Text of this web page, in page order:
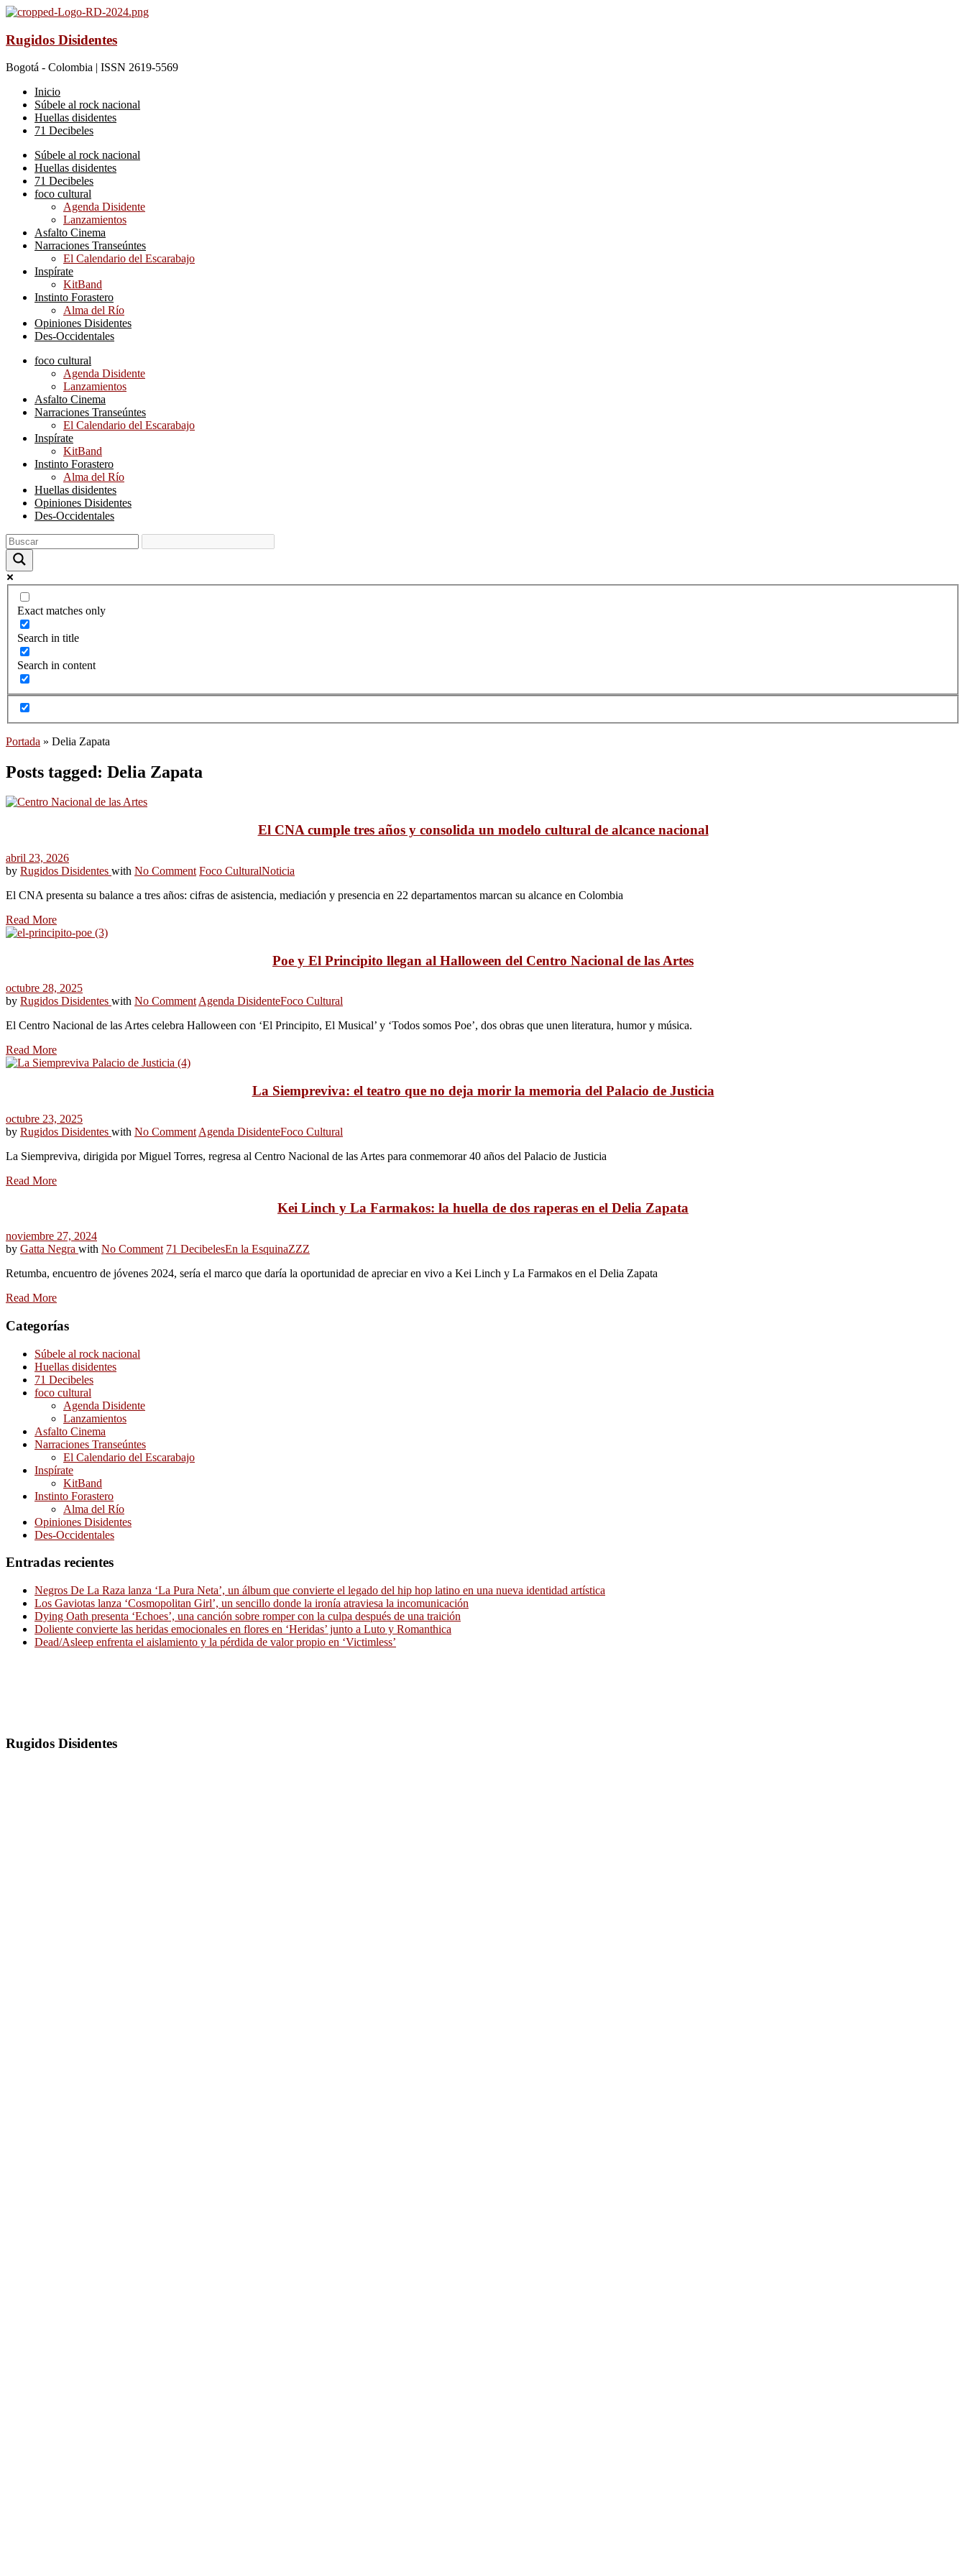
Rugidos Disidentes
Bogotá - Colombia | ISSN 2619-5569
Inicio
Súbele al rock nacional
Huellas disidentes
71 Decibeles
Súbele al rock nacional
Huellas disidentes
71 Decibeles
foco cultural
Agenda Disidente
Lanzamientos
Asfalto Cinema
Narraciones Transeúntes
El Calendario del Escarabajo
Inspírate
KitBand
Instinto Forastero
Alma del Río
Opiniones Disidentes
Des-Occidentales
foco cultural
Agenda Disidente
Lanzamientos
Asfalto Cinema
Narraciones Transeúntes
El Calendario del Escarabajo
Inspírate
KitBand
Instinto Forastero
Alma del Río
Huellas disidentes
Opiniones Disidentes
Des-Occidentales
Exact matches only
Search in title
Search in content
Portada » Delia Zapata
Posts tagged: Delia Zapata
El CNA cumple tres años y consolida un modelo cultural de alcance nacional
abril 23, 2026
by Rugidos Disidentes with No Comment Foco CulturalNoticia
El CNA presenta su balance a tres años: cifras de asistencia, mediación y presencia en 22 departamentos marcan su alcance en Colombia
Read More
Poe y El Principito llegan al Halloween del Centro Nacional de las Artes
octubre 28, 2025
by Rugidos Disidentes with No Comment Agenda DisidenteFoco Cultural
El Centro Nacional de las Artes celebra Halloween con ‘El Principito, El Musical’ y ‘Todos somos Poe’, dos obras que unen literatura, humor y música.
Read More
La Siempreviva: el teatro que no deja morir la memoria del Palacio de Justicia
octubre 23, 2025
by Rugidos Disidentes with No Comment Agenda DisidenteFoco Cultural
La Siempreviva, dirigida por Miguel Torres, regresa al Centro Nacional de las Artes para conmemorar 40 años del Palacio de Justicia
Read More
Kei Linch y La Farmakos: la huella de dos raperas en el Delia Zapata
noviembre 27, 2024
by Gatta Negra with No Comment 71 DecibelesEn la EsquinaZZZ
Retumba, encuentro de jóvenes 2024, sería el marco que daría la oportunidad de apreciar en vivo a Kei Linch y La Farmakos en el Delia Zapata
Read More
Categorías
Súbele al rock nacional
Huellas disidentes
71 Decibeles
foco cultural
Agenda Disidente
Lanzamientos
Asfalto Cinema
Narraciones Transeúntes
El Calendario del Escarabajo
Inspírate
KitBand
Instinto Forastero
Alma del Río
Opiniones Disidentes
Des-Occidentales
Entradas recientes
Negros De La Raza lanza ‘La Pura Neta’, un álbum que convierte el legado del hip hop latino en una nueva identidad artística
Los Gaviotas lanza ‘Cosmopolitan Girl’, un sencillo donde la ironía atraviesa la incomunicación
Dying Oath presenta ‘Echoes’, una canción sobre romper con la culpa después de una traición
Doliente convierte las heridas emocionales en flores en ‘Heridas’ junto a Luto y Romanthica
Dead/Asleep enfrenta el aislamiento y la pérdida de valor propio en ‘Victimless’
Rugidos Disidentes